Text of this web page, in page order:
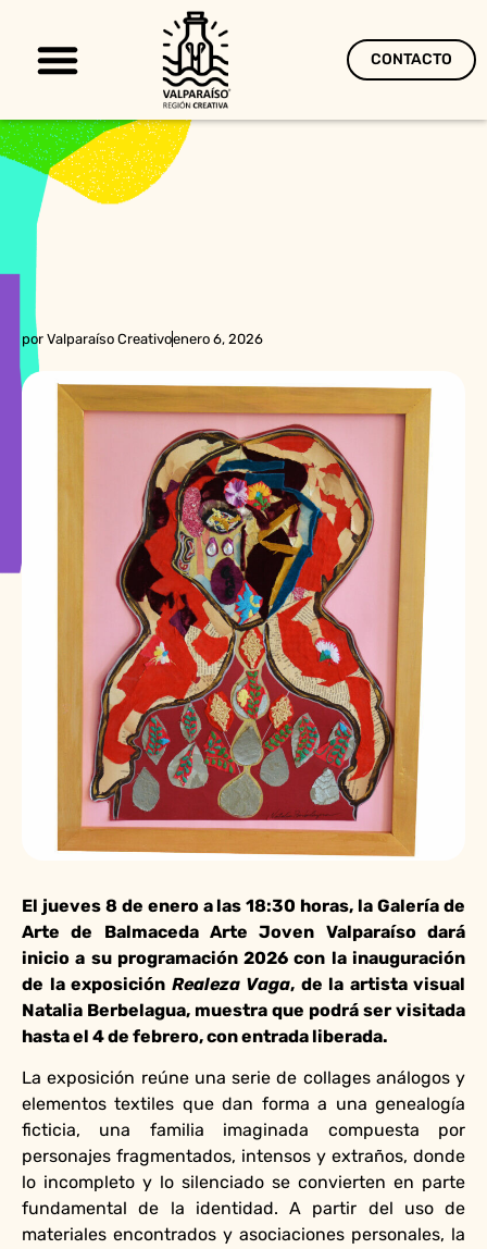
CONTACTO
por Valparaíso Creativoenero 6, 2026
El jueves 8 de enero a las 18:30 horas, la Galería de
Arte de Balmaceda Arte Joven Valparaíso dará
inicio a su programación 2026 con la inauguración
de la exposición Realeza Vaga, de la artista visual
Natalia Berbelagua, muestra que podrá ser visitada
hasta el 4 de febrero, con entrada liberada.
La exposición reúne una serie de collages análogos y
elementos textiles que dan forma a una genealogía
ficticia, una familia imaginada compuesta por
personajes fragmentados, intensos y extraños, donde
lo incompleto y lo silenciado se convierten en parte
fundamental de la identidad. A partir del uso de
materiales encontrados y asociaciones personales, la